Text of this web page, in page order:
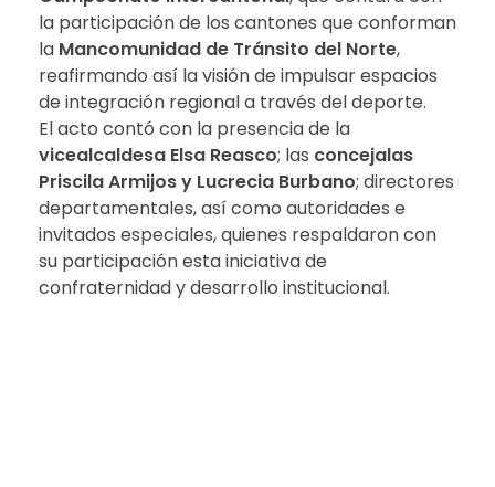
la participación de los cantones que conforman
la Mancomunidad de Tránsito del Norte,
reafirmando así la visión de impulsar espacios
de integración regional a través del deporte.
El acto contó con la presencia de la
vicealcaldesa Elsa Reasco; las concejalas
Priscila Armijos y Lucrecia Burbano; directores
departamentales, así como autoridades e
invitados especiales, quienes respaldaron con
su participación esta iniciativa de
confraternidad y desarrollo institucional.